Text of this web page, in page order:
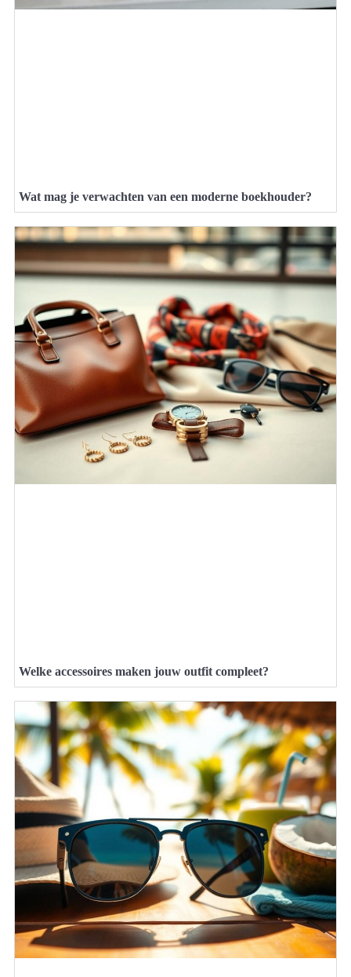
Wat mag je verwachten van een moderne boekhouder?
Welke accessoires maken jouw outfit compleet?